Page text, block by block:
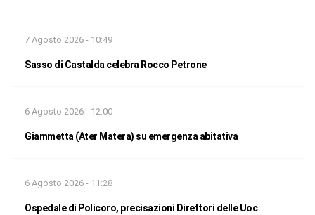
7 Agosto 2026 - 10:49
Sasso di Castalda celebra Rocco Petrone
6 Agosto 2026 - 12:00
Giammetta (Ater Matera) su emergenza abitativa
6 Agosto 2026 - 11:28
Ospedale di Policoro, precisazioni Direttori delle Uoc